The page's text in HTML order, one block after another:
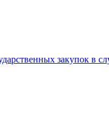
закупок в